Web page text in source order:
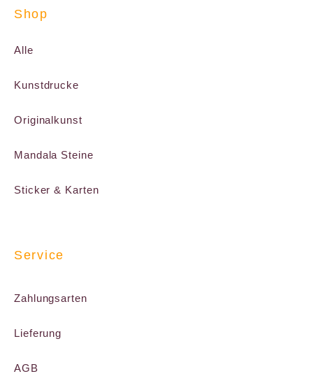
Shop
Alle
Kunstdrucke
Originalkunst
Mandala Steine
Sticker & Karten
Service
Zahlungsarten
Lieferung
AGB